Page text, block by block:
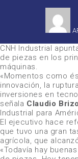
CNH Industrial
de piezas en los
máquinas.
«Momentos como
innovación, la
inversiones en
señala Claudio
Industrial para
El ejecutivo hace
que tuvo una gran
agrícola, que
«Todavía hay